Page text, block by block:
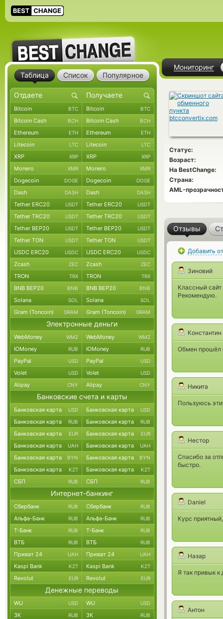
Мониторинг
Статус:
Возраст:
На BestChange:
Страна:
AML-
Отзывы
Добавить
Зиновий
Классный
Рекомендую.
Константин
Обмен прошёл
Никита
Пользуюсь
Нестор
Спасибо за
быстро.
Daniel
Курс
Назар
Я так привык к
Антон
Таблица Список Популярное
Bitcoin BTC Bitcoin BTC
Bitcoin Cash BCH Bitcoin Cash BCH
Ethereum ETH Ethereum ETH
Litecoin LTC Litecoin LTC
XRP XRP XRP XRP
Monero XMR Monero XMR
Dogecoin DOGE Dogecoin DOGE
Dash DASH Dash DASH
Tether ERC20 USDT Tether ERC20 USDT
Tether TRC20 USDT Tether TRC20 USDT
Tether BEP20 USDT Tether BEP20 USDT
Tether TON USDT Tether TON USDT
USDC ERC20 USDC USDC ERC20 USDC
Zcash ZEC Zcash ZEC
TRON TRX TRON TRX
BNB BEP20 BNB BNB BEP20 BNB
Solana SOL Solana SOL
Gram (Toncoin) GRAM Gram (Toncoin) GRAM
Электронные деньги
WebMoney WMZ WebMoney WMZ
ЮMoney RUB ЮMoney RUB
PayPal USD PayPal USD
Volet USD Volet USD
Alipay CNY Alipay CNY
Банковские счета и карты
Банковская карта USD Банковская карта USD
Банковская карта RUB Банковская карта RUB
Банковская карта EUR Банковская карта EUR
Банковская карта UAH Банковская карта UAH
Банковская карта BYN Банковская карта BYN
Банковская карта KZT Банковская карта KZT
СБП RUB СБП RUB
Интернет-банкинг
Сбербанк RUB Сбербанк RUB
Альфа-Банк RUB Альфа-Банк RUB
Т-Банк RUB Т-Банк RUB
ВТБ RUB ВТБ RUB
Приват 24 UAH Приват 24 UAH
Kaspi Bank KZT Kaspi Bank KZT
Revolut EUR Revolut EUR
Денежные переводы
WU USD WU USD
ЗК RUB ЗК RUB